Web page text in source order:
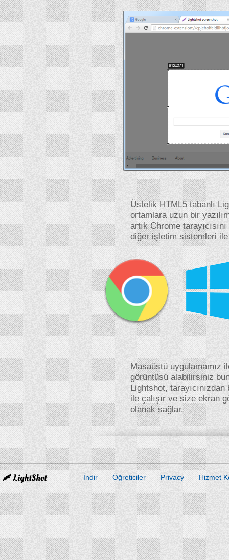
Üstelik HTML5 tabanlı
ortamlara uzun bir
artık Chrome
diğer işletim sistemleri
Masaüstü uygulamamız
görüntüsü alabilirsiniz
Lightshot,
ile çalışır ve size ekran
olanak sağlar.
İndir Öğreticiler Privacy Hizmet